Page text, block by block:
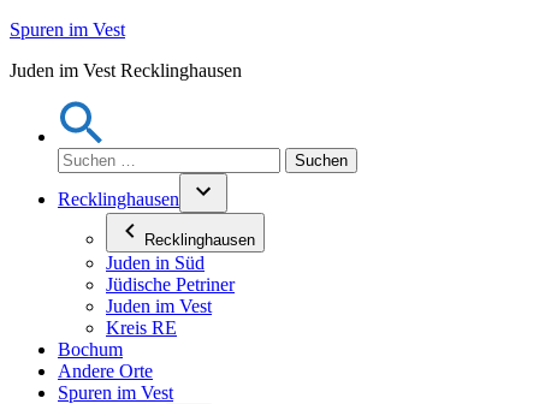
Zum
springen
Spuren im Vest
Juden im Vest Recklinghausen
Suchen
nach:
Recklinghausen
Recklinghausen
Juden in Süd
Jüdische Petriner
Juden im Vest
Kreis RE
Bochum
Andere Orte
Spuren im Vest